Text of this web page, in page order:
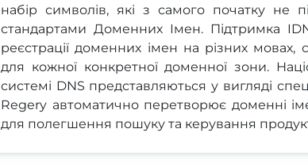
набір символів, які з самого початку не
стандартами Доменних Імен. Підтримка
реєстрації доменних імен на різних мовах,
для кожної конкретної доменної зони.
системі DNS представляються у вигляді
Regery автоматично перетворює доменні
для полегшення пошуку та керування